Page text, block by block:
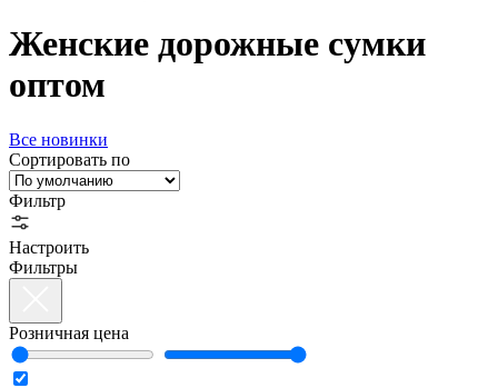
Женские дорожные сумки
оптом
Все новинки
Сортировать по
Фильтр
Настроить
Фильтры
Розничная цена